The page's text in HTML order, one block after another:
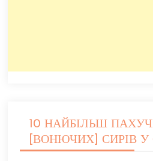
10 НАЙБІЛЬШ
[ВОНЮЧИХ] СИРІВ У